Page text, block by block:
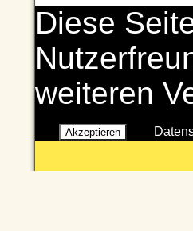
Diese
weiteren
Akzeptieren